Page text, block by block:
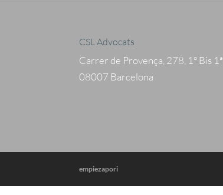
CSL Advocats
Carrer de Provença, 278, 1º Bis 1ª
08007 Barcelona
empiezapori